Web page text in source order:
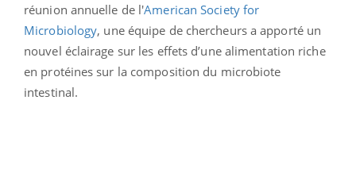
réunion annuelle de l'American Society for
Microbiology, une équipe de chercheurs a apporté un
nouvel éclairage sur les effets d’une alimentation riche
en protéines sur la composition du microbiote
intestinal.